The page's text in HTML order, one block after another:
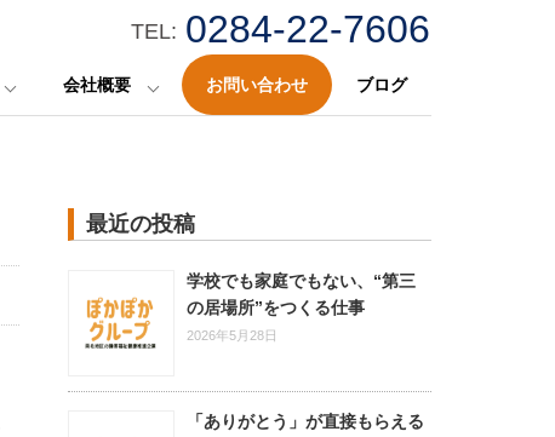
TEL: 0284-22-7606
会社概要 お問い合わせ ブログ
最近の投稿
学校でも家庭でもない、“第三
の居場所”をつくる仕事
2026年5月28日
「ありがとう」が直接もらえる